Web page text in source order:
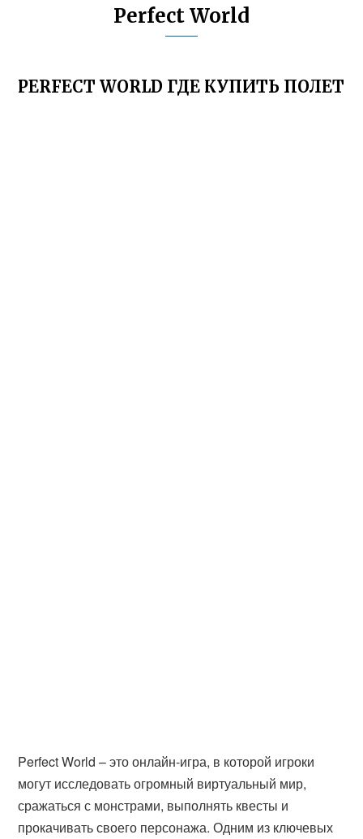
Perfect World
PERFECT WORLD ГДЕ КУПИТЬ ПОЛЕТ
Perfect World – это онлайн-игра, в которой игроки
могут исследовать огромный виртуальный мир,
сражаться с монстрами, выполнять квесты и
прокачивать своего персонажа. Одним из ключевых